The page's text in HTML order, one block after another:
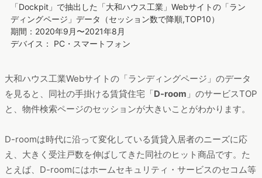
「Dockpit」で抽出した「大和ハウス工業」Webサイトの「ラン
ディングページ」データ（セッション数で降順,TOP10）
期間：2020年9月〜2021年8月
デバイス： PC・スマートフォン
大和ハウス工業Webサイトの「ランディングページ」のデータ
を見ると、同社の手掛ける賃貸住宅「D-room 」のサービスTOP
と、物件検索ページのセッションが大きいことがわかります。
D-roomは時代に沿って変化している賃貸入居者のニーズに応
え、大きく受注戸数を伸ばしてきた同社のヒット商品です。た
とえば、D-roomにはホームセキュリティ・サービスのセコム等